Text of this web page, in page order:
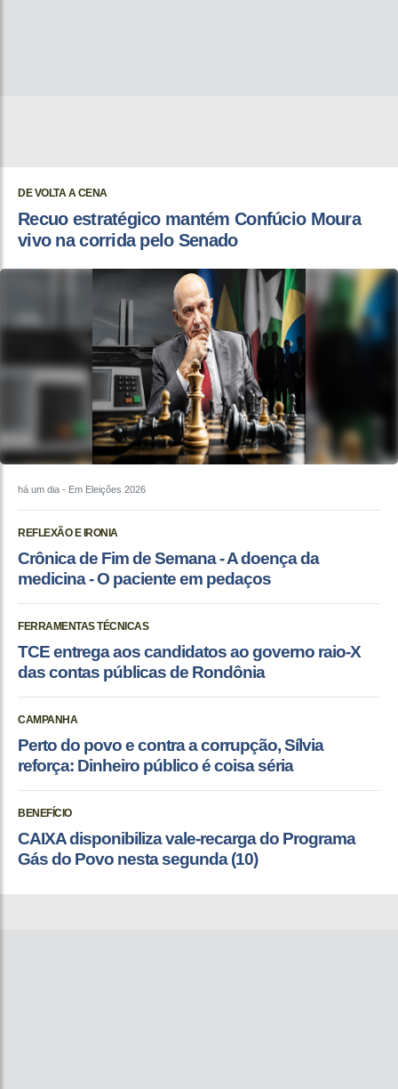
DE VOLTA A CENA
Recuo estratégico mantém Confúcio Moura
vivo na corrida pelo Senado
há um dia - Em Eleições 2026
REFLEXÃO E IRONIA
Crônica de Fim de Semana - A doença da
medicina - O paciente em pedaços
FERRAMENTAS TÉCNICAS
TCE entrega aos candidatos ao governo raio-X
das contas públicas de Rondônia
CAMPANHA
Perto do povo e contra a corrupção, Sílvia
reforça: Dinheiro público é coisa séria
BENEFÍCIO
CAIXA disponibiliza vale-recarga do Programa
Gás do Povo nesta segunda (10)